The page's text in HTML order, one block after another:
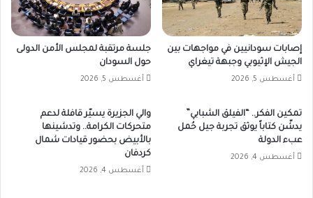
إصابات سودانيين في مواجهات بين
الجيش الإثيوبي وجبهة تيغراي
أغسطس 5, 2026
جلسة مرتقبة لمجلس الأمن الدولى
حول السودان
أغسطس 5, 2026
تمكين الفكر.. “الفيلق الشبابي”
يدشّن كتاباً يوثق تجربة جيل حُمل
عبء الدولة
أغسطس 4, 2026
والي الجزيرة يسيّر قافلة لدعم
متحركات الكرامة.. وتدشينها
بالأبيض بحضور قيادات شمال
كردفان
أغسطس 4, 2026